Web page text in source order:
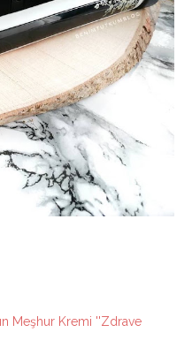
Meşhur Kremi ''Zdrave